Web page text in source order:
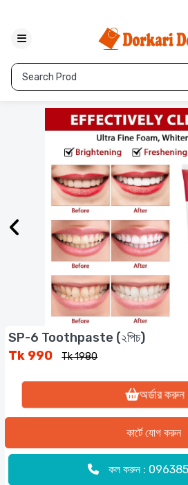
SP-6 Toothpaste (২পিচ)
Tk 990
Tk 1980
অর্ডার করুন
কল করুন :